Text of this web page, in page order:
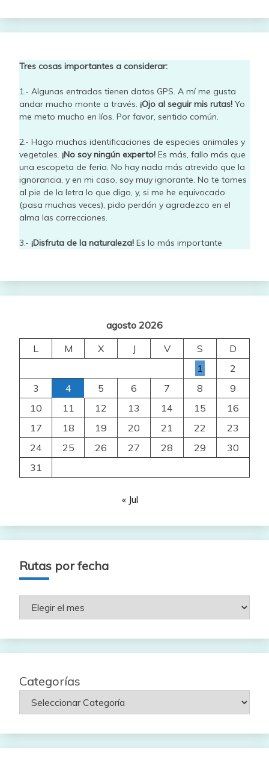
Tres cosas importantes a considerar:
1.- Algunas entradas tienen datos GPS. A mí me gusta
andar mucho monte a través. ¡Ojo al seguir mis rutas! Yo
me meto mucho en líos. Por favor, sentido común.
2.- Hago muchas identificaciones de especies animales y
vegetales. ¡No soy ningún experto! Es más, fallo más que
una escopeta de feria. No hay nada más atrevido que la
ignorancia, y en mi caso, soy muy ignorante. No te tomes
al pie de la letra lo que digo, y, si me he equivocado
(pasa muchas veces), pido perdón y agradezco en el
alma las correcciones.
3.- ¡Disfruta de la naturaleza! Es lo más importante
agosto 2026
L
M X J V S
D
1
2
3
4 5 6 7 8
9
10
11 12 13 14 15
16
17
18 19 20 21 22
23
24
25 26 27 28 29
30
31
« Jul
Rutas por fecha
Rutas
por
Categorías